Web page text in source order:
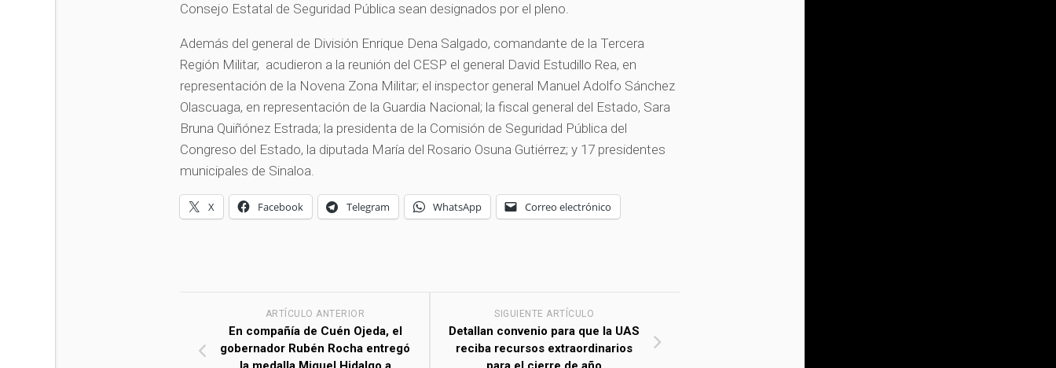
Consejo Estatal de Seguridad Pública sean designados por el pleno.
Además del general de División Enrique Dena Salgado, comandante de la Tercera
Región Militar, acudieron a la reunión del CESP el general David Estudillo Rea, en
representación de la Novena Zona Militar; el inspector general Manuel Adolfo Sánchez
Olascuaga, en representación de la Guardia Nacional; la fiscal general del Estado, Sara
Bruna Quiñónez Estrada; la presidenta de la Comisión de Seguridad Pública del
Congreso del Estado, la diputada María del Rosario Osuna Gutiérrez; y 17 presidentes
municipales de Sinaloa.
X Facebook Telegram WhatsApp Correo electrónico
SIGUIENTE ARTÍCULO
Detallan convenio para que la UAS
reciba recursos extraordinarios
ARTÍCULO ANTERIOR
En compañía de Cuén Ojeda, el
gobernador Rubén Rocha entregó